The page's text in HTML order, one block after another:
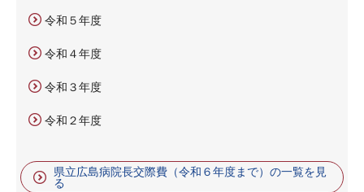
令和５年度
令和４年度
令和３年度
令和２年度
県立広島病院長交際費（令和６年度まで）の一覧を見
る